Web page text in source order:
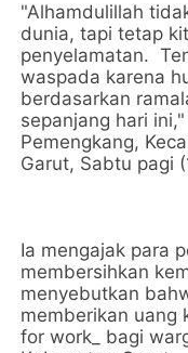
"Alhamdulillah
dunia, tapi tetap
penyelamatan.
waspada karena
berdasarkan
sepanjang hari
Pemengkang,
Garut, Sabtu pagi
Ia mengajak para
membersihkan
menyebutkan
memberikan uang
for work_ bagi